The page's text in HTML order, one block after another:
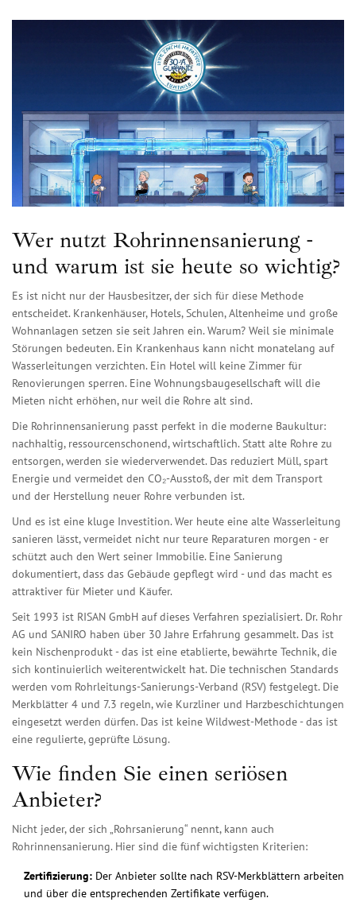
Wer nutzt Rohrinnensanierung -
und warum ist sie heute so wichtig?
Es ist nicht nur der Hausbesitzer, der sich für diese Methode
entscheidet. Krankenhäuser, Hotels, Schulen, Altenheime und große
Wohnanlagen setzen sie seit Jahren ein. Warum? Weil sie minimale
Störungen bedeuten. Ein Krankenhaus kann nicht monatelang auf
Wasserleitungen verzichten. Ein Hotel will keine Zimmer für
Renovierungen sperren. Eine Wohnungsbaugesellschaft will die
Mieten nicht erhöhen, nur weil die Rohre alt sind.
Die Rohrinnensanierung passt perfekt in die moderne Baukultur:
nachhaltig, ressourcenschonend, wirtschaftlich. Statt alte Rohre zu
entsorgen, werden sie wiederverwendet. Das reduziert Müll, spart
Energie und vermeidet den CO₂-Ausstoß, der mit dem Transport
und der Herstellung neuer Rohre verbunden ist.
Und es ist eine kluge Investition. Wer heute eine alte Wasserleitung
sanieren lässt, vermeidet nicht nur teure Reparaturen morgen - er
schützt auch den Wert seiner Immobilie. Eine Sanierung
dokumentiert, dass das Gebäude gepflegt wird - und das macht es
attraktiver für Mieter und Käufer.
Seit 1993 ist RISAN GmbH auf dieses Verfahren spezialisiert. Dr. Rohr
AG und SANIRO haben über 30 Jahre Erfahrung gesammelt. Das ist
kein Nischenprodukt - das ist eine etablierte, bewährte Technik, die
sich kontinuierlich weiterentwickelt hat. Die technischen Standards
werden vom Rohrleitungs-Sanierungs-Verband (RSV) festgelegt. Die
Merkblätter 4 und 7.3 regeln, wie Kurzliner und Harzbeschichtungen
eingesetzt werden dürfen. Das ist keine Wildwest-Methode - das ist
eine regulierte, geprüfte Lösung.
Wie finden Sie einen seriösen
Anbieter?
Nicht jeder, der sich „Rohrsanierung“ nennt, kann auch
Rohrinnensanierung. Hier sind die fünf wichtigsten Kriterien:
Zertifizierung: Der Anbieter sollte nach RSV-Merkblättern arbeiten
und über die entsprechenden Zertifikate verfügen.